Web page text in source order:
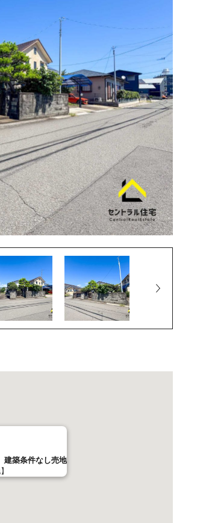
築条件なし売地